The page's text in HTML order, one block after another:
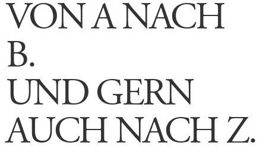
VON A NACH
B.
UND GERN
AUCH NACH Z.